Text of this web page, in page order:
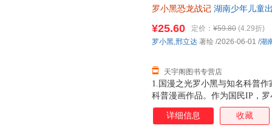
得主，中国古生物学会科普工
20种恐龙的100+知识，兼具专
进恐龙世界，与这些史前巨兽
罗小黑恐龙战记 湖南少年儿童
1.国漫之光罗小黑与知名科普
科普漫画作品。作为国民IP，
动画于2011年开始播放，B站
3.15亿票房，同名漫画书2015
¥25.60 定价： ¥59.80 (4.29折)
天宇阁图书专营店
罗小黑,邢立达 著绘 /2026-06-01 /湖
详细信息 收藏